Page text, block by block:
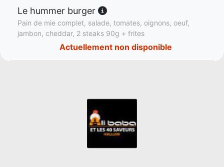
Le hummer burger
Pain de mie complet, salade, tomates, oignons, oeuf,
jambon, cheddar, 2 steaks 90g + frites
Actuellement non disponible